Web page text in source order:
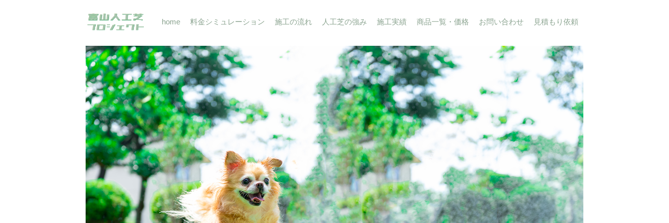
home 料金シミュレーション 施工の流れ 人工芝の強み 施工実績 商品一覧・価格 お問い合わせ 見積もり依頼